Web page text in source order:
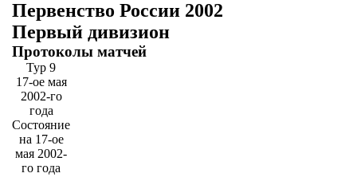
Первенство России 2002
Первый дивизион
Протоколы матчей
Тур 9
17-ое мая
2002-го
года
Состояние
на 17-ое
мая 2002-
го года